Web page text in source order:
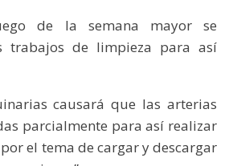
de la semana mayor se
trabajos de limpieza para así
causará que las arterias
parcialmente para así realizar
el tema de cargar y descargar